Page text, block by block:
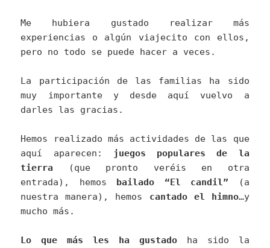
Me hubiera gustado realizar más
experiencias o algún viajecito con ellos,
pero no todo se puede hacer a veces.
La participación de las familias ha sido
muy importante y desde aquí vuelvo a
darles las gracias.
Hemos realizado más actividades de las que
aquí aparecen:
juegos populares de la
tierra (que pronto veréis en otra
entrada), hemos bailado “El candil” (a
nuestra manera), hemos cantado el himno…y
mucho más.
Lo que más les ha gustadoha sido la